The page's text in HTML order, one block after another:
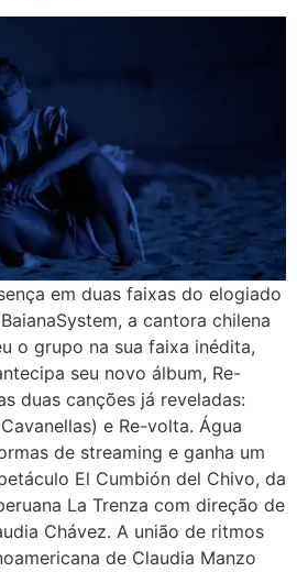
em duas faixas do elogiado
a cantora chilena
o grupo na sua faixa inédita,
seu novo álbum, Re-
duas canções já reveladas:
e Re-volta. Água
de streaming e ganha um
El Cumbión del Chivo, da
La Trenza com direção de
Chávez. A união de ritmos
de Claudia Manzo